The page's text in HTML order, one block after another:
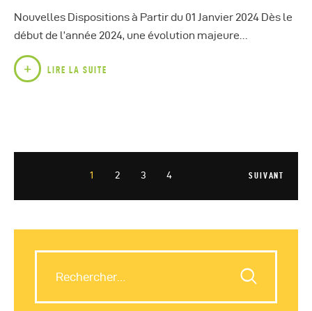
Nouvelles Dispositions à Partir du 01 Janvier 2024 Dès le
début de l’année 2024, une évolution majeure…
LIRE LA SUITE
1 2 3 4 SUIVANT